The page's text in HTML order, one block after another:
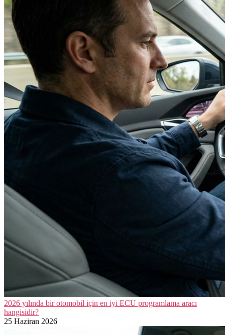
2026 yılında bir otomobil için en iyi ECU programlama aracı
hangisidir?
25 Haziran 2026